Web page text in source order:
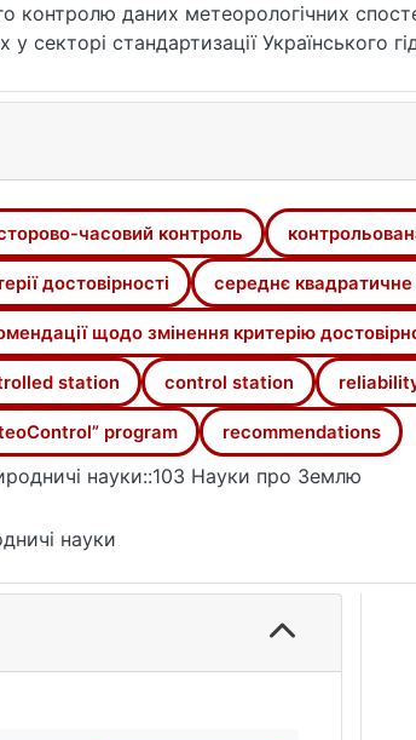
контролю даних метеорологічних
Українського гідрометеорологічного інституту ДСНС України
критеріїв достовірності
під час просторово-часового
основою для прийняття рішення щодо
часовий контроль
достовірності середнє квадратичне
щодо змінення критерію
station control station
program recommendations
науки::103 Науки про Землю
науки